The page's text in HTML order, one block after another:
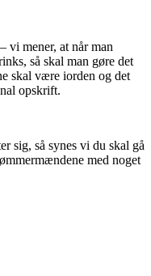
vi mener, at når man
så skal man gøre det
skal være iorden og det
opskrift.
sig, så synes vi du skal gå
med noget